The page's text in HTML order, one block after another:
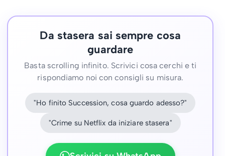
Da stasera sai sempre cosa
guardare
Basta scrolling infinito. Scrivici cosa cerchi e ti
rispondiamo noi con consigli su misura.
"Ho finito Succession, cosa guardo adesso?"
"Crime su Netflix da iniziare stasera"